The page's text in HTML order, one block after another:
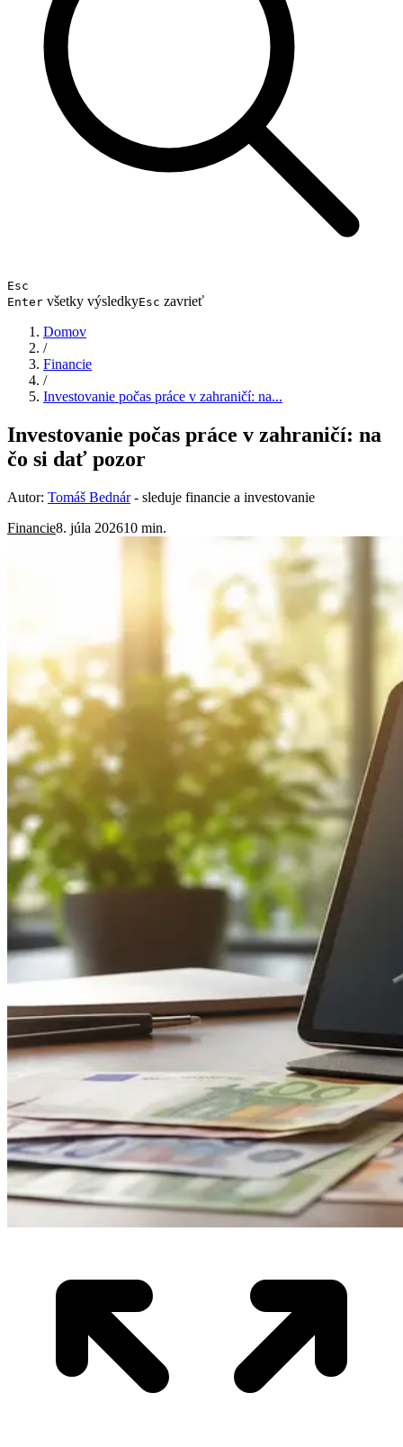
Esc
Enter všetky výsledkyEsc zavrieť
Domov
/
Financie
/
Investovanie počas práce v zahraničí: na...
Investovanie počas práce v zahraničí: na
čo si dať pozor
Autor: Tomáš Bednár- sleduje financie a investovanie
Financie8. júla 202610 min.